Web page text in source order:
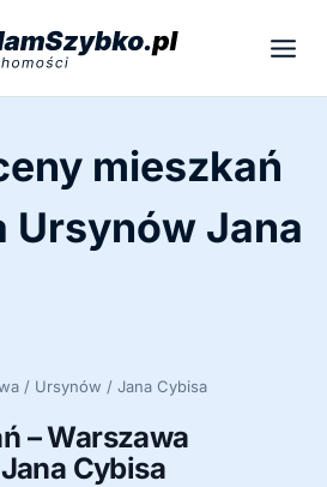
mieszkań
Ursynów Jana
/ Ursynów / Jana Cybisa
– Warszawa
Cybisa